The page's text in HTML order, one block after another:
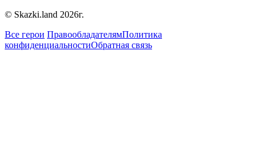
© Skazki.land 2026г.
Все герои ПравообладателямПолитика
конфиденциальностиОбратная связь